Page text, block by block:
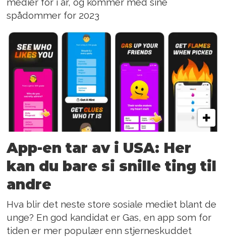
spådommer for 2023
App-en tar av i USA: Her
kan du bare si snille ting til
andre
Hva blir det neste store sosiale mediet blant de
unge? En god kandidat er Gas, en app som for
tiden er mer populær enn stjerneskuddet